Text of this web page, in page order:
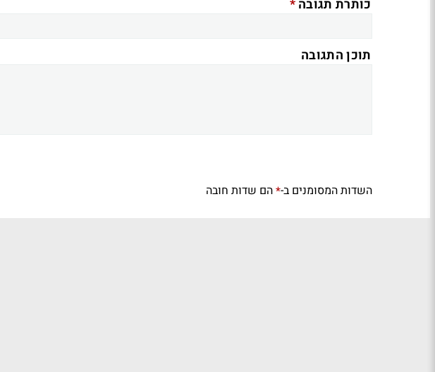
כותרת תגובה*
תוכן התגובה
השדות המסומנים ב-*הם שדות חובה